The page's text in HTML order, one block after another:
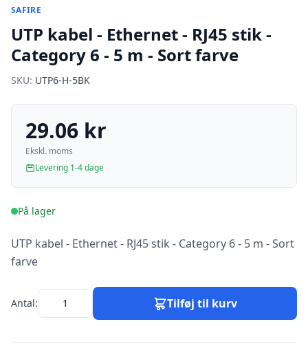
SAFIRE
UTP kabel - Ethernet - RJ45 stik -
Category 6 - 5 m - Sort farve
SKU: UTP6-H-5BK
29.06 kr
Ekskl. moms
Levering 1-4 dage
På lager
UTP kabel - Ethernet - RJ45 stik - Category 6 - 5 m - Sort
farve
Antal: Tilføj til kurv